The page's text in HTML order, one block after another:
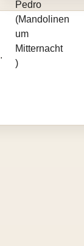
.